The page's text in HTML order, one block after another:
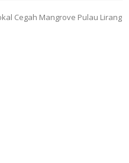
Cegah Mangrove Pulau Lirang